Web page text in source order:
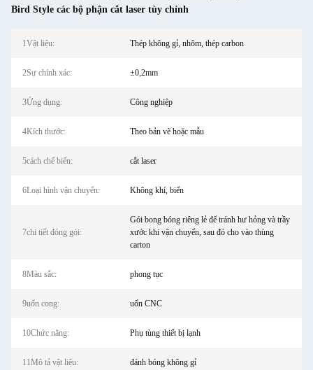
Bird Style các bộ phận cắt laser tùy chỉnh
1Vật liệu: Thép không gỉ, nhôm, thép carbon
2Sự chính xác: ±0,2mm
3Ứng dụng: Công nghiệp
4Kích thước: Theo bản vẽ hoặc mẫu
5cách chế biến: cắt laser
6Loại hình vận chuyển: Không khí, biển
7chi tiết đóng gói:
Gói bong bóng riêng lẻ để tránh hư hỏng và trầy
xước khi vận chuyển, sau đó cho vào thùng
carton
8Màu sắc: phong tục
9uốn cong: uốn CNC
10Chức năng: Phụ tùng thiết bị lạnh
11Mô tả vật liệu: đánh bóng không gỉ